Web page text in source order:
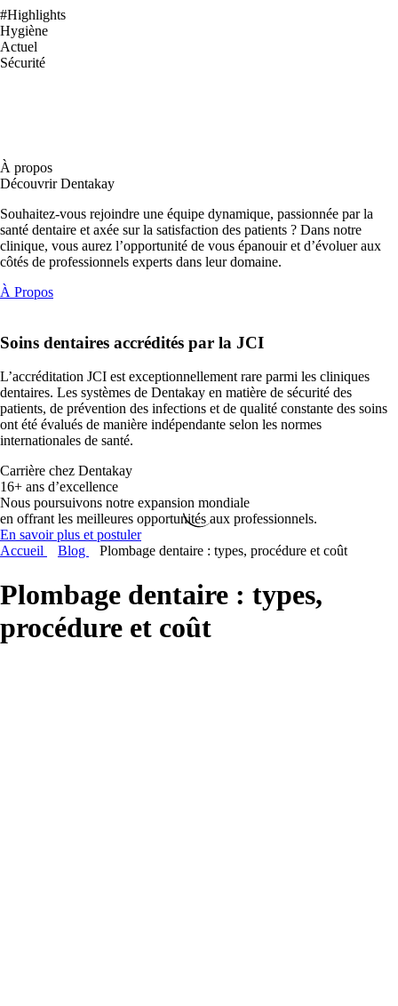
#Highlights
Hygiène
Actuel
Sécurité
À propos
Découvrir Dentakay
Souhaitez-vous rejoindre une équipe dynamique, passionnée par la
santé dentaire et axée sur la satisfaction des patients ? Dans notre
clinique, vous aurez l’opportunité de vous épanouir et d’évoluer aux
côtés de professionnels experts dans leur domaine.
À Propos
Soins dentaires accrédités par la JCI
L’accréditation JCI est exceptionnellement rare parmi les cliniques
dentaires. Les systèmes de Dentakay en matière de sécurité des
patients, de prévention des infections et de qualité constante des soins
ont été évalués de manière indépendante selon les normes
internationales de santé.
Carrière chez Dentakay
16+ ans d’excellence
Nous poursuivons notre expansion mondiale
en offrant les meilleures opportunités aux professionnels.
En savoir plus et postuler
Accueil
Blog Plombage dentaire : types, procédure et coût
Plombage dentaire : types,
procédure et coût